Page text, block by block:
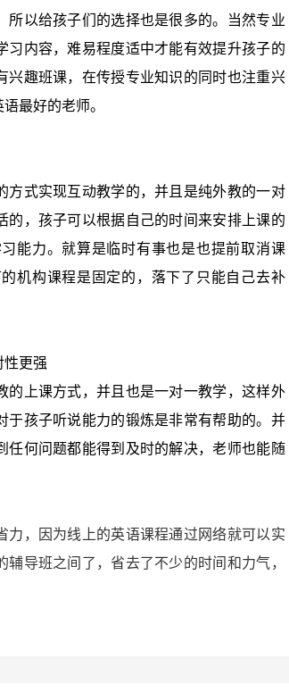
所以给孩子们的选择也是很多的。当然专业
习内容，难易程度适中才能有效提升孩子的
兴趣班课，在传授专业知识的同时也注重兴
最好的老师。
方式实现互动教学的，并且是纯外教的一对
的，孩子可以根据自己的时间来安排上课的
能力。就算是临时有事也是也提前取消课
机构课程是固定的，落下了只能自己去补
性更强
的上课方式，并且也是一对一教学，这样外
于孩子听说能力的锻炼是非常有帮助的。并
任何问题都能得到及时的解决，老师也能随
力，因为线上的英语课程通过网络就可以实
导班之间了，省去了不少的时间和力气，